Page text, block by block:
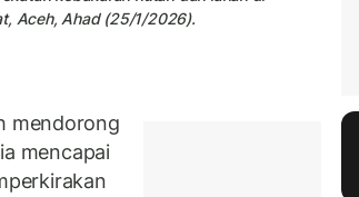
Aceh, Ahad (25/1/2026).
mendorong
mencapai